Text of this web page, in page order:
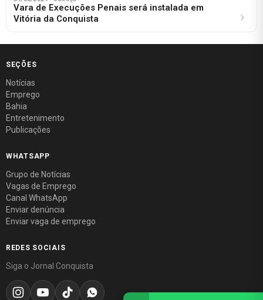
Vara de Execuções Penais será instalada em
Vitória da Conquista
SEÇÕES
Notícias
Emprego
Bahia
Entretenimento
Publicações
WHATSAPP
Grupo de Notícias
Vagas de Emprego
Canal WhatsApp
Enviar denúncia
Enviar vaga de emprego
REDES SOCIAIS
Siga o Jornal Conquista